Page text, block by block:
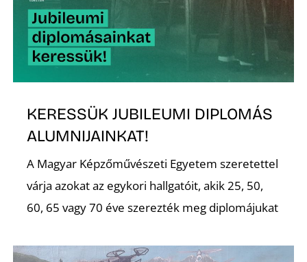
KERESSÜK JUBILEUMI DIPLOMÁS
ALUMNIJAINKAT!
A Magyar Képzőművészeti Egyetem szeretettel
várja azokat az egykori hallgatóit, akik 25, 50,
60, 65 vagy 70 éve szerezték meg diplomájukat